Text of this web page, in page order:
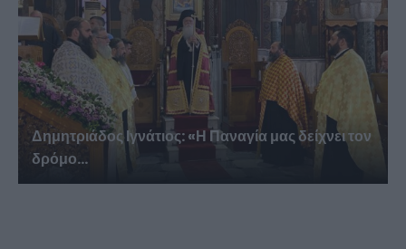
Δημητριάδος Ιγνάτιος: «Η Παναγία μας δείχνει τον
δρόμο...